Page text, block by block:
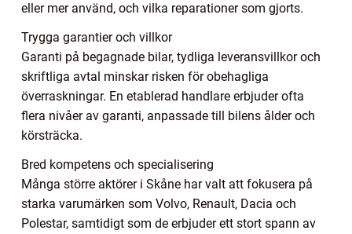
eller mer använd, och vilka reparationer som gjorts.
Trygga garantier och villkor
Garanti på begagnade bilar, tydliga leveransvillkor och
skriftliga avtal minskar risken för obehagliga
överraskningar. En etablerad handlare erbjuder ofta
flera nivåer av garanti, anpassade till bilens ålder och
körsträcka.
Bred kompetens och specialisering
Många större aktörer i Skåne har valt att fokusera på
starka varumärken som Volvo, Renault, Dacia och
Polestar, samtidigt som de erbjuder ett stort spann av